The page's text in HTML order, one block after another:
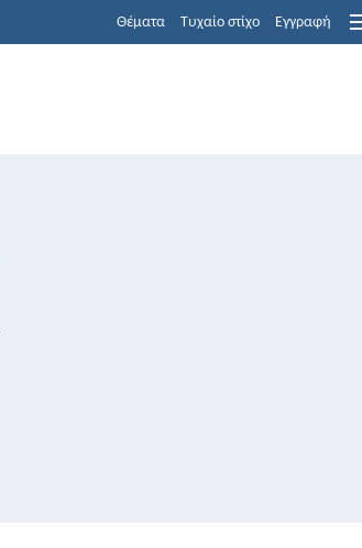
Θέματα Τυχαίο στίχο Εγγραφή